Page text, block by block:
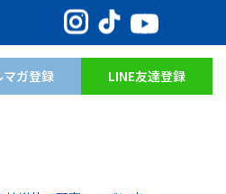
マガ登録 LINE友達登録